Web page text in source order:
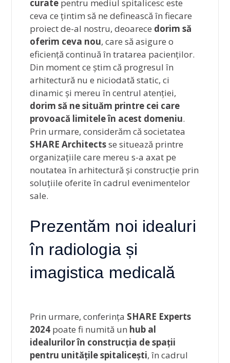
curate pentru mediul spitalicesc este
ceva ce țintim să ne definească în fiecare
proiect de-al nostru, deoarece dorim să
oferim ceva nou, care să asigure o
eficiență continuă în tratarea pacienților.
Din moment ce știm că progresul în
arhitectură nu e niciodată static, ci
dinamic și mereu în centrul atenției,
dorim să ne situăm printre cei care
provoacă limitele în acest domeniu.
Prin urmare, considerăm că societatea
SHARE Architectsse situează printre
organizațiile care mereu s-a axat pe
noutatea în arhitectură și construcție prin
soluțiile oferite în cadrul evenimentelor
sale.
Prezentăm noi idealuri
în radiologia și
imagistica medicală
Prin urmare, conferința SHARE Experts
2024 poate fi numită un hub al
idealurilor în construcția de spații
pentru unitățile spitalicești, în cadrul